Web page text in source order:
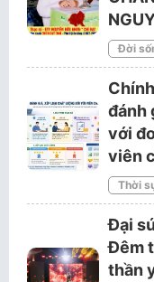
Đời
đánh
với
viên
Thời
Đại
Đêm
thần